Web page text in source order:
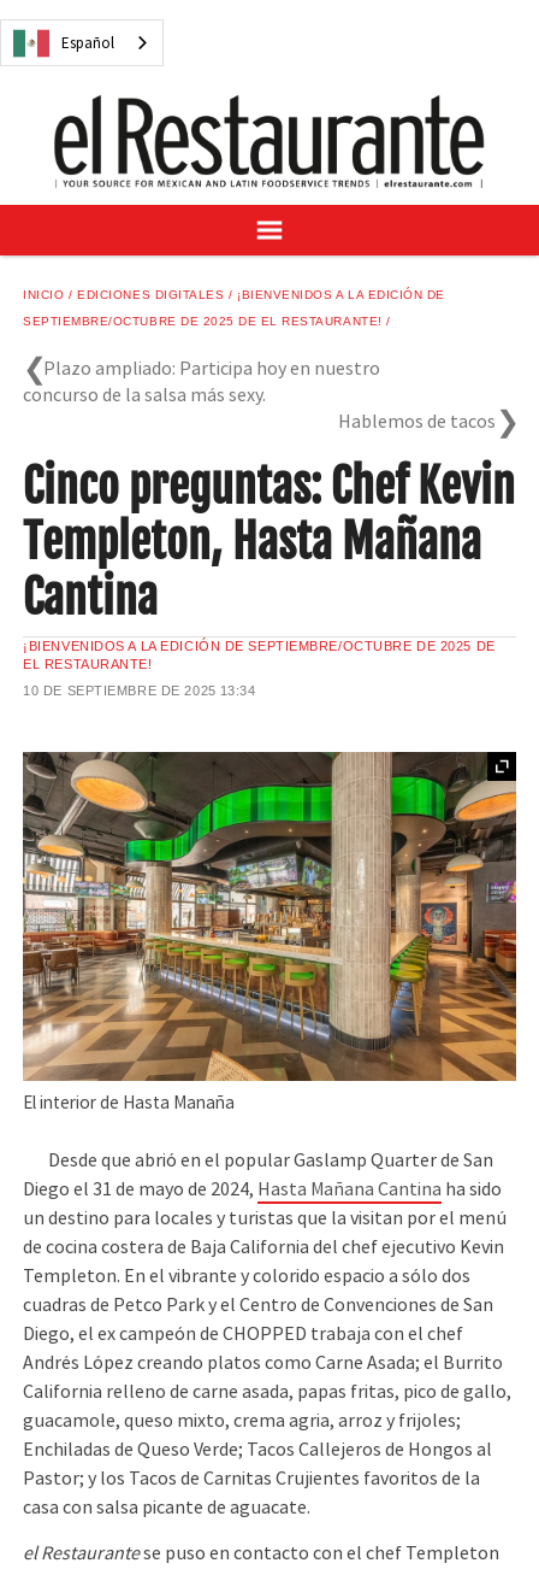
Español
NOTICIAS
RECETAS
GUÍA DEL COMPRADOR
SUSCRÍBASE A
CENTRO DE MUESTRAS
VINO/LICOR MEXICANO
INICIO EDICIONES DIGITALES
¡BIENVENIDOS A LA EDICIÓN DE
SEPTIEMBRE/OCTUBRE DE 2025 DE EL RESTAURANTE!
Plazo ampliado: Participa hoy en nuestro
concurso de la salsa más sexy.
Hablemos de tacos
Cinco preguntas: Chef Kevin
Templeton, Hasta Mañana
Cantina
¡BIENVENIDOS A LA EDICIÓN DE SEPTIEMBRE/OCTUBRE DE 2025 DE
EL RESTAURANTE!
10 DE SEPTIEMBRE DE 2025 13:34
El interior de Hasta Manaña
Desde que abrió en el popular Gaslamp Quarter de San
Diego el 31 de mayo de 2024, Hasta Mañana Cantina ha sido
un destino para locales y turistas que la visitan por el menú
de cocina costera de Baja California del chef ejecutivo Kevin
Templeton. En el vibrante y colorido espacio a sólo dos
cuadras de Petco Park y el Centro de Convenciones de San
Diego, el ex campeón de CHOPPED trabaja con el chef
Andrés López creando platos como Carne Asada; el Burrito
California relleno de carne asada, papas fritas, pico de gallo,
guacamole, queso mixto, crema agria, arroz y frijoles;
Enchiladas de Queso Verde; Tacos Callejeros de Hongos al
Pastor; y los Tacos de Carnitas Crujientes favoritos de la
casa con salsa picante de aguacate.
el Restaurantese puso en contacto con el chef Templeton